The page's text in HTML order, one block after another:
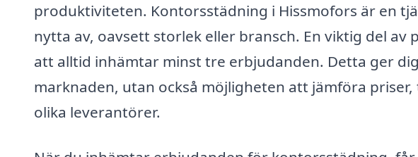
produktiviteten. Kontorsstädning i Hissmofors är en
nytta av, oavsett storlek eller bransch. En viktig del
att alltid inhämtar minst tre erbjudanden. Detta ger
marknaden, utan också möjligheten att jämföra
olika leverantörer.